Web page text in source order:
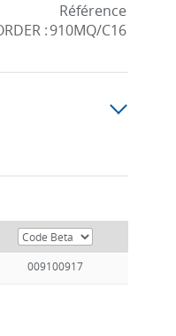
:
Référence
910MQ/C16
009100917